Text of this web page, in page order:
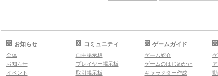
お知らせ
全体
お知らせ
イベント
コミュニティ
自由掲示板
プレイヤー掲示板
取引掲示板
ゲームガイド
ゲーム紹介
ゲームのはじめかた
キャラクター作成